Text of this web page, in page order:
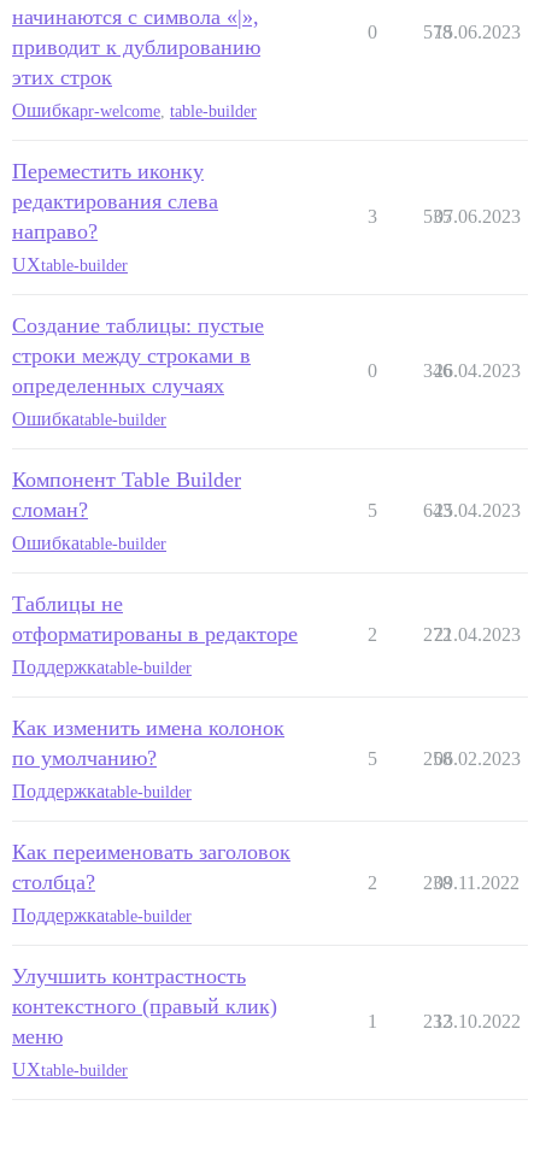
начинаются с символа «|»,
приводит к дублированию
этих строк
Ошибкаpr-welcome table-builder
0 578
15.06.2023
Переместить иконку
редактирования слева
направо?
UXtable-builder
3 535
07.06.2023
Создание таблицы: пустые
строки между строками в
определенных случаях
Ошибкаtable-builder
0 346
26.04.2023
Компонент Table Builder
сломан?
Ошибкаtable-builder
5 643
25.04.2023
Таблицы не
отформатированы в редакторе
Поддержкаtable-builder
2 272
21.04.2023
Как изменить имена колонок
по умолчанию?
Поддержкаtable-builder
5 258
06.02.2023
Как переименовать заголовок
столбца?
Поддержкаtable-builder
2 238
09.11.2022
Улучшить контрастность
контекстного (правый клик)
меню
UXtable-builder
1 232
13.10.2022